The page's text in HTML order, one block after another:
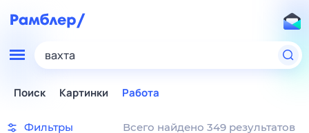
вахта
Поиск Картинки Работа
Фильтры Всего найдено 349 результатов